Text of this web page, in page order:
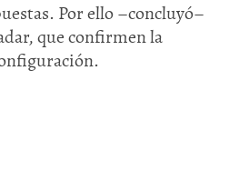
Por ello –concluyó–
que confirmen la